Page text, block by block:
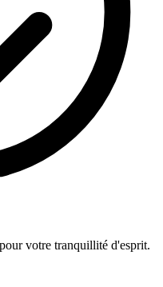
votre tranquillité d'esprit.